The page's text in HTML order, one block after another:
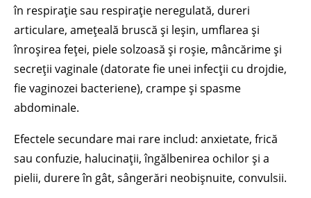
în respirație sau respirație neregulată, dureri
articulare, amețeală bruscă și leșin, umflarea și
înroșirea feței, piele solzoasă și roșie, mâncărime și
secreții vaginale (datorate fie unei infecții cu drojdie,
fie vaginozei bacteriene), crampe și spasme
abdominale.
Efectele secundare mai rare includ: anxietate, frică
sau confuzie, halucinații, îngălbenirea ochilor și a
pielii, durere în gât, sângerări neobișnuite, convulsii.